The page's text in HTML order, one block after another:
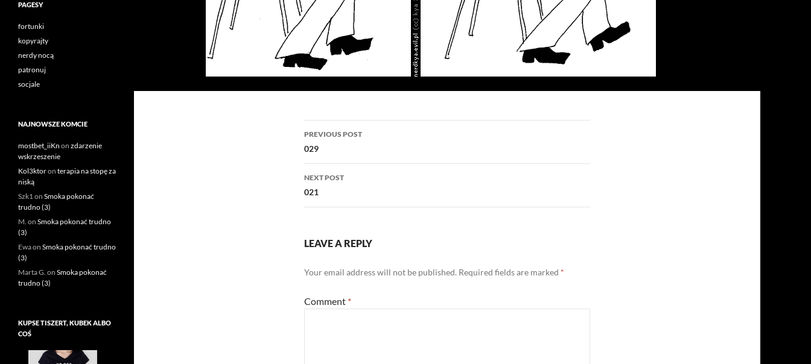
Post
navigation
PREVIOUS POST
029
NEXT POST
021
LEAVE A REPLY
Your email address will not be published. Required fields are marked *
Comment *
PAGESY
fortunki
kopyrajty
nerdy nocą
patronuj
socjale
NAJNOWSZE KOMCIE
mostbet_iiKn on zdarzenie
wskrzeszenie
Kol3ktoron terapia na stopę za
niską
Szk1on Smoka pokonać
trudno (3)
M. on Smoka pokonać trudno
(3)
Ewaon Smoka pokonać trudno
(3)
Marta G. on Smoka pokonać
trudno (3)
KUPSE TISZERT, KUBEK ALBO
COŚ